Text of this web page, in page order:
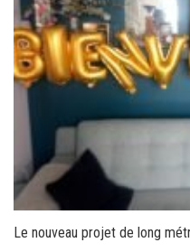
Le nouveau projet de long